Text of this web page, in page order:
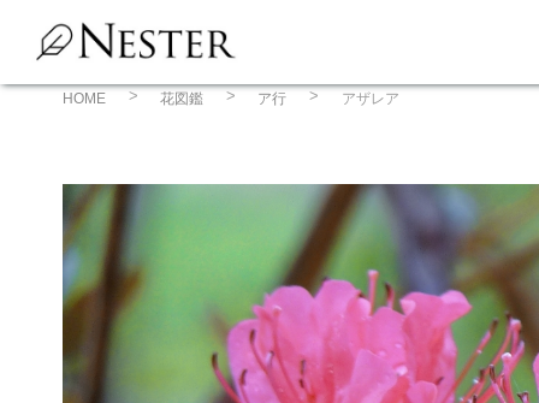
HOME 花図鑑 ア行 アザレア